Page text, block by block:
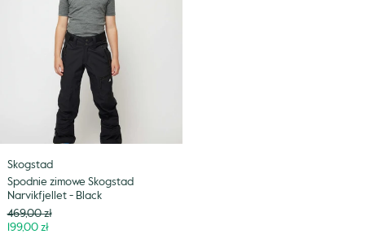
Narvikfjellet
Skogstad
Spodnie zimowe Skogstad
Narvikfjellet - Black
Cena
469,00 zł
Niższa
199,00 zł